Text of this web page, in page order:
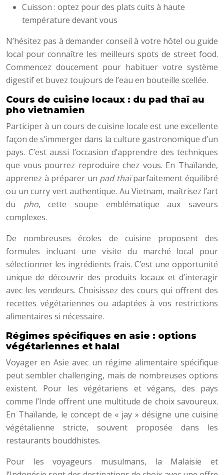
Cuisson : optez pour des plats cuits à haute
température devant vous
N’hésitez pas à demander conseil à votre hôtel ou guide
local pour connaître les meilleurs spots de street food.
Commencez doucement pour habituer votre système
digestif et buvez toujours de l’eau en bouteille scellée.
Cours de cuisine locaux : du pad thaï au
pho vietnamien
Participer à un cours de cuisine locale est une excellente
façon de s’immerger dans la culture gastronomique d’un
pays. C’est aussi l’occasion d’apprendre des techniques
que vous pourrez reproduire chez vous. En Thaïlande,
apprenez à préparer un pad thaïparfaitement équilibré
ou un curry vert authentique. Au Vietnam, maîtrisez l’art
du pho, cette soupe emblématique aux saveurs
complexes.
De nombreuses écoles de cuisine proposent des
formules incluant une visite du marché local pour
sélectionner les ingrédients frais. C’est une opportunité
unique de découvrir des produits locaux et d’interagir
avec les vendeurs. Choisissez des cours qui offrent des
recettes végétariennes ou adaptées à vos restrictions
alimentaires si nécessaire.
Régimes spécifiques en asie : options
végétariennes et halal
Voyager en Asie avec un régime alimentaire spécifique
peut sembler challenging, mais de nombreuses options
existent. Pour les végétariens et végans, des pays
comme l’Inde offrent une multitude de choix savoureux.
En Thaïlande, le concept de « jay » désigne une cuisine
végétalienne stricte, souvent proposée dans les
restaurants bouddhistes.
Pour les voyageurs musulmans, la Malaisie et